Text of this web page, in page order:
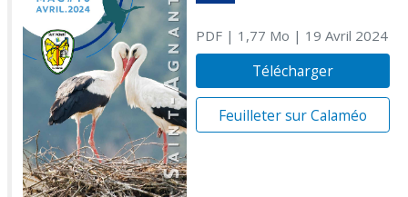
PDF| 1,77 Mo | 19 Avril 2024
Télécharger
Feuilleter sur Calaméo